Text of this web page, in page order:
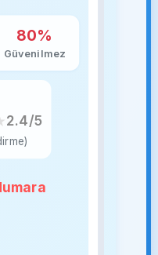
80%
Güvenilmez
2.4/5